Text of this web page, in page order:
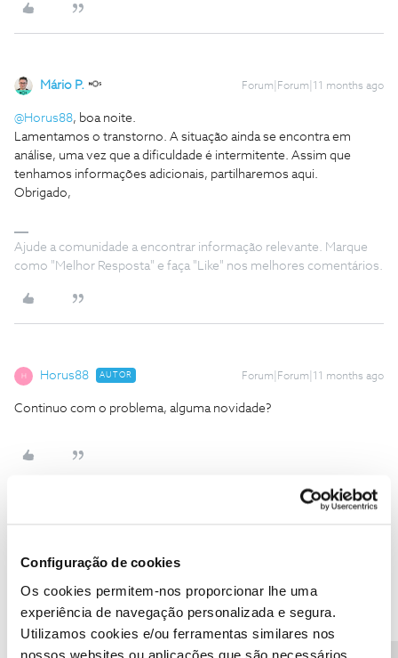
Configuração de cookies
Os cookies permitem-nos proporcionar lhe uma
experiência de navegação personalizada e segura.
Utilizamos cookies e/ou ferramentas similares nos
nossos websites ou aplicações que são necessários
Mário P. Forum|Forum|11 months ago
@Horus88, boa noite.
Lamentamos o transtorno. A situação ainda se encontra em
análise, uma vez que a dificuldade é intermitente. Assim que
tenhamos informações adicionais, partilharemos aqui.
Obrigado,
Ajude a comunidade a encontrar informação relevante. Marque
como "Melhor Resposta" e faça "Like" nos melhores comentários.
H Horus88 AUTOR Forum|Forum|11 months ago
Continuo com o problema, alguma novidade?
Boa tarde, ​@Horus88
Lamentamos o transtorno causado por esta situação.
A questão continua a ser verificada, de forma a ser resolvida com
a maior brevidade possível.